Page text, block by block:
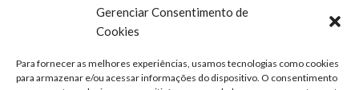
Gerenciar Consentimento de
Cookies
Para fornecer as melhores experiências, usamos tecnologias como cookies
para armazenar e/ou acessar informações do dispositivo. O consentimento